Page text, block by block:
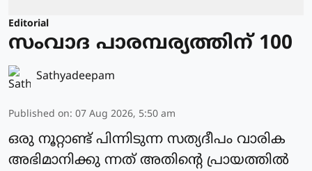
Editorial
സംവാദ പാരമ്പര്യത്തിന് 100
Sathyadeepam
Published on: 07 Aug 2026, 5:50 am
ഒരു നൂറ്റാണ്ട് പിന്നിടുന്ന സത്യദീപം വാരിക
അഭിമാനിക്കു ന്നത് അതിന്റെ പ്രായത്തിൽ